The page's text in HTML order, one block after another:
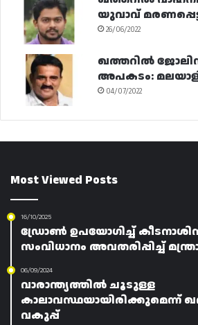
യുവാവ്
26/06/2022
ഖത്തറിൽ
അപകടം:
04/07/2022
Most Viewed Posts
16/10/2025
ഡ്രോൺ ഉപയോഗിച്ച്
സംവിധാനം അവതരിപ്പിച്ച്
06/09/2024
വാരാന്ത്യത്തിൽ ചൂടുള്ള
കാലാവസ്ഥയായിരിക്കുമെന്ന്
വകുപ്പ്